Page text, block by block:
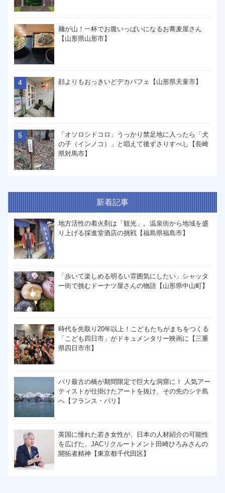
麺が山！一杯でお腹いっぱいになるお蕎麦屋さん
【山形県山形市】
顔よりもおっきいどデカパフェ【山形県天童市】
「オソロシドコロ」うっかり禁足地に入ったら「犬
の子（インノコ）」と唱えて後ずさりすべし【長崎
県対馬市】
新着記事
地方活性の着火剤は「観光」。温泉街から地域を盛
り上げる採進堂酒店の挑戦【福島県福島市】
「歩いて楽しめる明るい雰囲気にしたい」シャッタ
ー街で挑むドーナツ屋さんの物語【山形県中山町】
時代を先取り20年以上！こどもたちがまちをつくる
「こども四日市」がドキュメンタリー映画に【三重
県四日市市】
パリ最古の橋が期間限定で巨大な洞窟に！ 人気アー
ティストが仕掛けたアートを抜け、その先のシテ島
へ【フランス・パリ】
英国に憧れた若き女性が、日本の人材紹介の可能性
を広げた。JACリクルートメント田崎ひろみさんの
開拓者精神【東京都千代田区】